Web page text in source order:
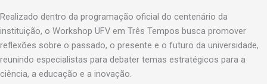
Realizado dentro da programação oficial do centenário da
instituição, o Workshop UFV em Três Tempos busca promover
reflexões sobre o passado, o presente e o futuro da universidade,
reunindo especialistas para debater temas estratégicos para a
ciência, a educação e a inovação.